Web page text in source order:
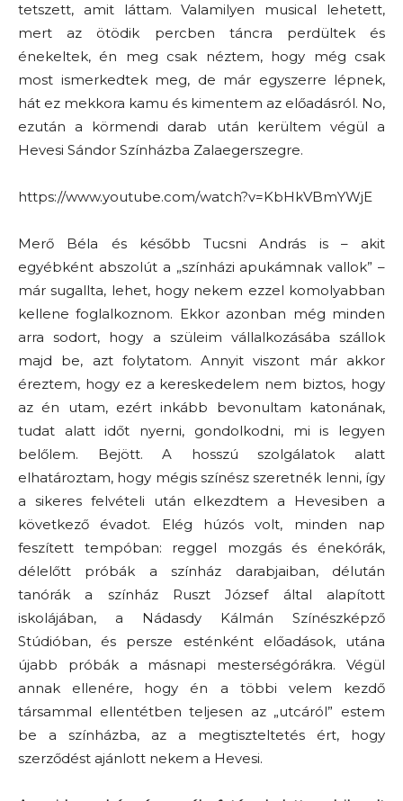
tetszett, amit láttam. Valamilyen musical lehetett,
mert az ötödik percben táncra perdültek és
énekeltek, én meg csak néztem, hogy még csak
most ismerkedtek meg, de már egyszerre lépnek,
hát ez mekkora kamu és kimentem az előadásról. No,
ezután a körmendi darab után kerültem végül a
Hevesi Sándor Színházba Zalaegerszegre.
https://www.youtube.com/watch?v=KbHkVBmYWjE
Merő Béla és később Tucsni András is – akit
egyébként abszolút a „színházi apukámnak vallok” –
már sugallta, lehet, hogy nekem ezzel komolyabban
kellene foglalkoznom. Ekkor azonban még minden
arra sodort, hogy a szüleim vállalkozásába szállok
majd be, azt folytatom. Annyit viszont már akkor
éreztem, hogy ez a kereskedelem nem biztos, hogy
az én utam, ezért inkább bevonultam katonának,
tudat alatt időt nyerni, gondolkodni, mi is legyen
belőlem. Bejött. A hosszú szolgálatok alatt
elhatároztam, hogy mégis színész szeretnék lenni, így
a sikeres felvételi után elkezdtem a Hevesiben a
következő évadot. Elég húzós volt, minden nap
feszített tempóban: reggel mozgás és énekórák,
délelőtt próbák a színház darabjaiban, délután
tanórák a színház Ruszt József által alapított
iskolájában, a Nádasdy Kálmán Színészképző
Stúdióban, és persze esténként előadások, utána
újabb próbák a másnapi mesterségórákra. Végül
annak ellenére, hogy én a többi velem kezdő
társammal ellentétben teljesen az „utcáról” estem
be a színházba, az a megtiszteltetés ért, hogy
szerződést ajánlott nekem a Hevesi.